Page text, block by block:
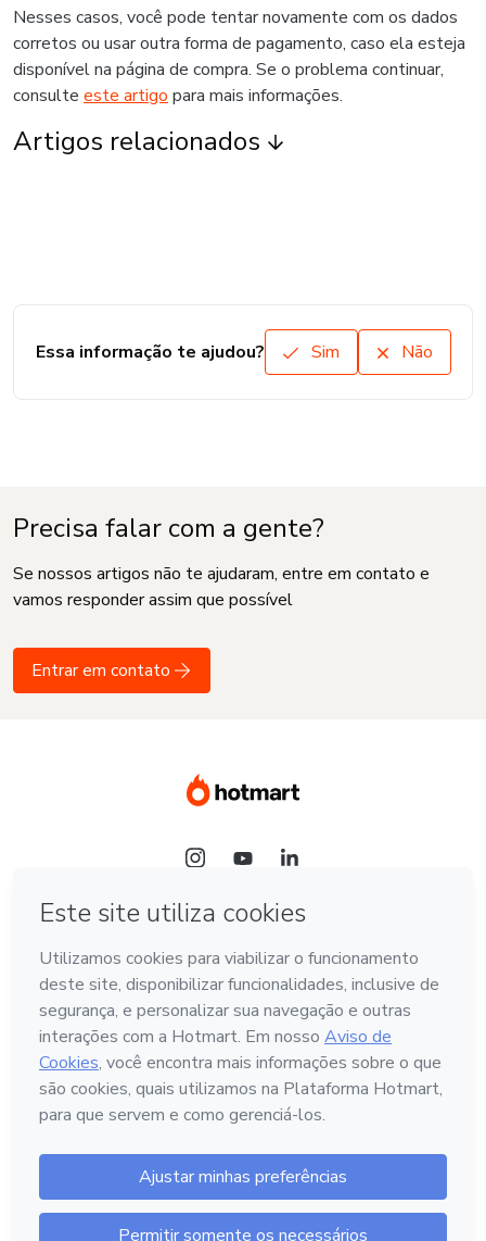
Nesses casos, você pode tentar novamente com os dados
corretos ou usar outra forma de pagamento, caso ela esteja
disponível na página de compra. Se o problema continuar,
consulte este artigo para mais informações.
Artigos relacionados
Essa informação te ajudou? Sim Não
Precisa falar com a gente?
Se nossos artigos não te ajudaram, entre em contato e
vamos responder assim que possível
Entrar em contato
Idioma
Português - Brasil
Hotmart — 2011-2026 © Todos os direitos reservados